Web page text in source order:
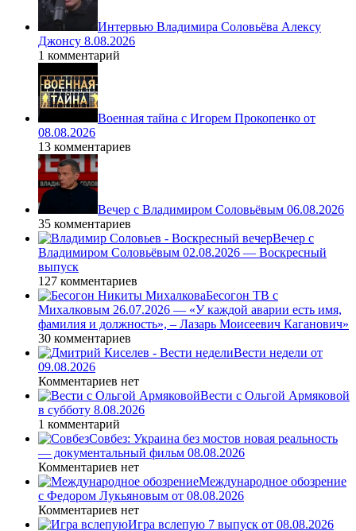
Интервью Владимира Соловьёва Алексу
Джонсу 8.08.2026
1 комментарий
Военная тайна с Игорем Прокопенко от
08.08.2026
13 комментариев
Вечер с Владимиром Соловьёвым 06.08.2026
35 комментариев
Вечер с
Владимиром Соловьёвым 02.08.2026 — Воскресный
выпуск
127 комментариев
Бесогон ТВ с
Михалковым 26.07.2026 — «У каждой аварии есть имя,
фамилия и должность», – Лазарь Моисеевич Каганович»
30 комментариев
Вести недели от
09.08.2026
Комментариев нет
Вести с Ольгой Армяковой
в субботу 8.08.2026
1 комментарий
Совбез: Украина без мостов новая реальность
— документальный фильм 08.08.2026
Комментариев нет
Международное обозрение
с Федором Лукьяновым от 08.08.2026
Комментариев нет
Игра вслепую 7 выпуск от 08.08.2026